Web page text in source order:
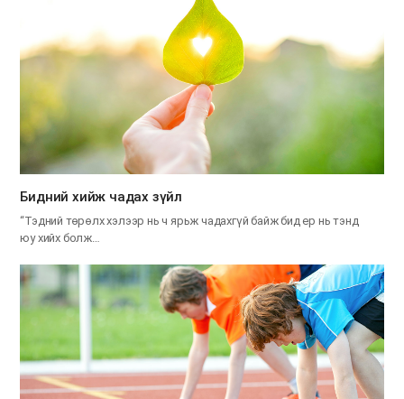
​Бидний хийж чадах зүйл
“Тэдний төрөлх хэлээр нь ч ярьж чадахгүй байж бид ер нь тэнд
юу хийх болж…